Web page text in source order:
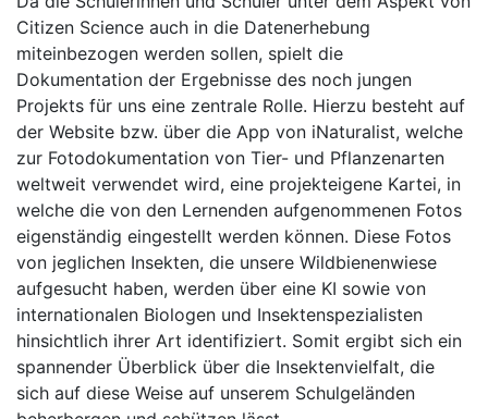
Citizen Science auch in die Datenerhebung
miteinbezogen werden sollen, spielt die
Dokumentation der Ergebnisse des noch jungen
Projekts für uns eine zentrale Rolle. Hierzu besteht auf
der Website bzw. über die App von iNaturalist, welche
zur Fotodokumentation von Tier- und Pflanzenarten
weltweit verwendet wird, eine projekteigene Kartei, in
welche die von den Lernenden aufgenommenen Fotos
eigenständig eingestellt werden können. Diese Fotos
von jeglichen Insekten, die unsere Wildbienenwiese
aufgesucht haben, werden über eine KI sowie von
internationalen Biologen und Insektenspezialisten
hinsichtlich ihrer Art identifiziert. Somit ergibt sich ein
spannender Überblick über die Insektenvielfalt, die
sich auf diese Weise auf unserem Schulgeländen